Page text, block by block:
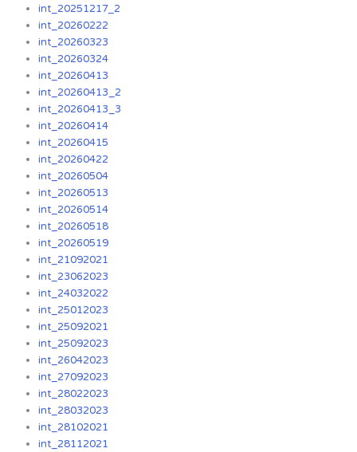
int_20251217_2
int_20260222
int_20260323
int_20260324
int_20260413
int_20260413_2
int_20260413_3
int_20260414
int_20260415
int_20260422
int_20260504
int_20260513
int_20260514
int_20260518
int_20260519
int_21092021
int_23062023
int_24032022
int_25012023
int_25092021
int_25092023
int_26042023
int_27092023
int_28022023
int_28032023
int_28102021
int_28112021